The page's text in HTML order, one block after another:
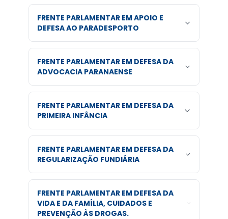
FRENTE PARLAMENTAR EM APOIO E
DEFESA AO PARADESPORTO
FRENTE PARLAMENTAR EM DEFESA DA
ADVOCACIA PARANAENSE
FRENTE PARLAMENTAR EM DEFESA DA
PRIMEIRA INFÂNCIA
FRENTE PARLAMENTAR EM DEFESA DA
REGULARIZAÇÃO FUNDIÁRIA
FRENTE PARLAMENTAR EM DEFESA DA
VIDA E DA FAMÍLIA, CUIDADOS E
PREVENÇÃO ÀS DROGAS.